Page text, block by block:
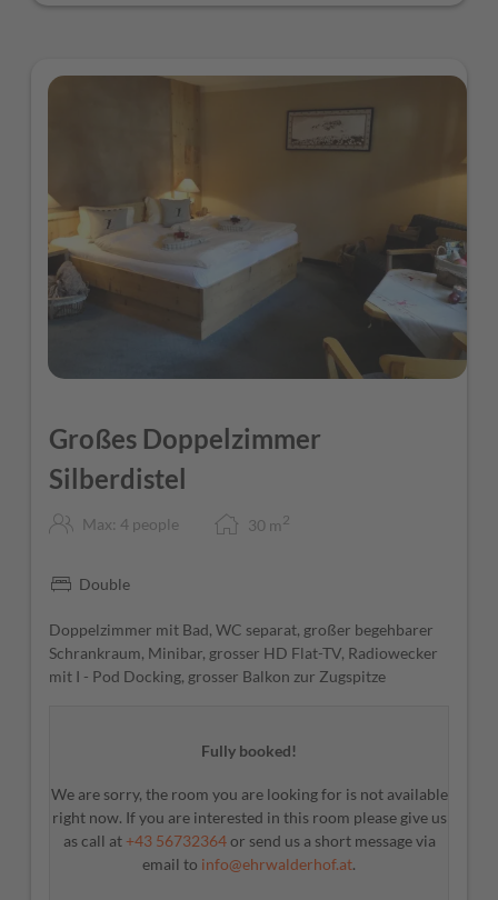
Großes Doppelzimmer
Silberdistel
Max: 4 people 30 m 2
Double
Doppelzimmer mit Bad, WC separat, großer begehbarer
Schrankraum, Minibar, grosser HD Flat-TV, Radiowecker
mit I - Pod Docking, grosser Balkon zur Zugspitze
Fully booked!
We are sorry, the room you are looking for is not available
right now. If you are interested in this room please give us
as call at +43 56732364or send us a short message via
email to info@ehrwalderhof.at.